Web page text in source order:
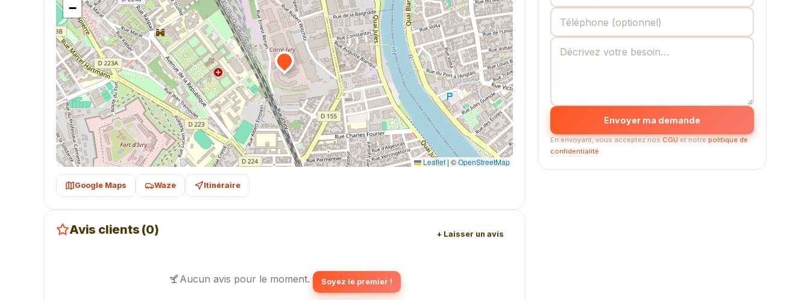
−
Leaflet | ©OpenStreetMap
Google Maps Waze Itinéraire
Avis clients (0) + Laisser un avis
Aucun avis pour le moment. Soyez le premier !
Envoyer ma demande
En envoyant, vous acceptez nosCGUet notrepolitique de
confidentialité.